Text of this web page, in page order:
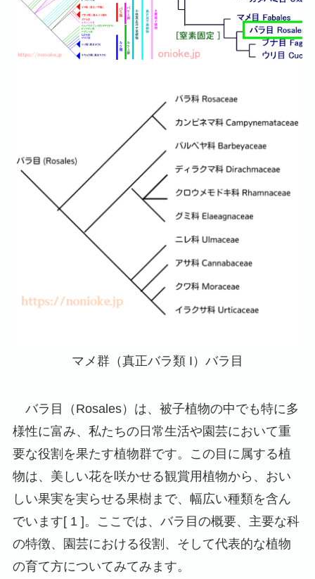
マメ群（真正バラ類 I）バラ目
バラ目（Rosales）は、被子植物の中でも特に多
様性に富み、私たちの日常生活や園芸において重
要な役割を果たす植物群です。この目に属する植
物は、美しい花を咲かせる観賞用植物から、おい
しい果実を実らせる果樹まで、幅広い種類を含ん
でいます[ 1 ]。ここでは、バラ目の概要、主要な科
の特徴、園芸における役割、そして代表的な植物
の育て方についてみてみます。